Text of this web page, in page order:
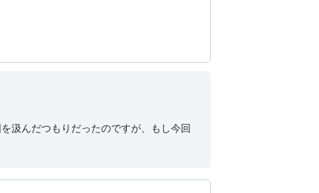
汲んだつもりだったのですが、もし今回